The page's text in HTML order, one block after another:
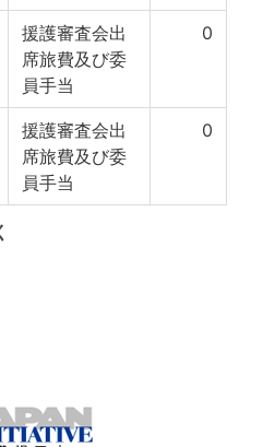
援護審査会出
席旅費及び委
員手当
0
援護審査会出
席旅費及び委
員手当
0